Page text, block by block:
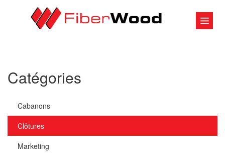
Catégories
Cabanons
Clôtures
Marketing